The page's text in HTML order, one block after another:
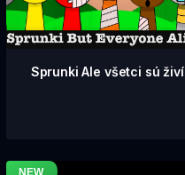
Sprunki Ale všetci sú živí